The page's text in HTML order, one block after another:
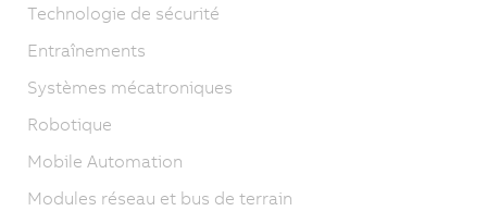
Technologie de sécurité
Entraînements
Systèmes mécatroniques
Robotique
Mobile Automation
Modules réseau et bus de terrain